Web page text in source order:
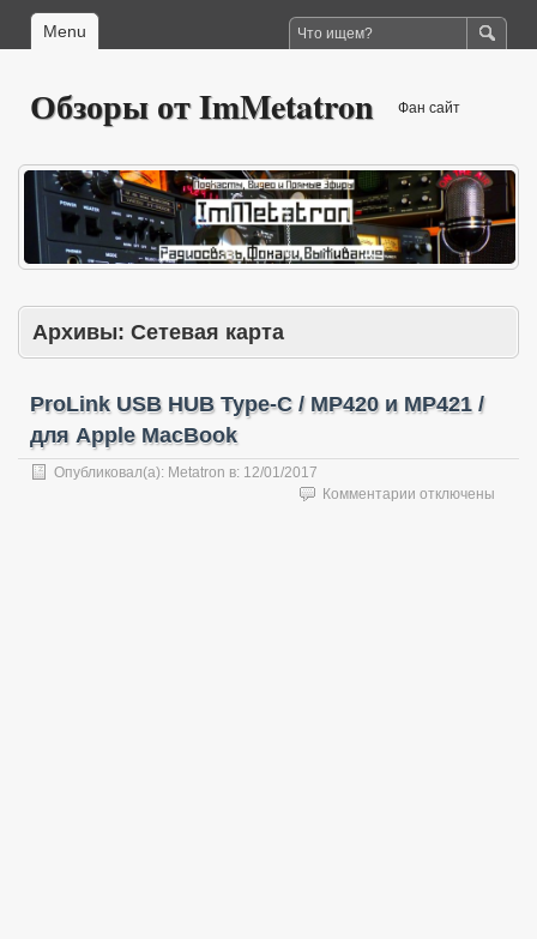
Menu
Обзоры от ImMetatron Фан сайт
Архивы: Сетевая карта
ProLink USB HUB Type-C / MP420 и MP421 /
для Apple MacBook
Опубликовал(а): Metatron в: 12/01/2017
Комментарии котключены